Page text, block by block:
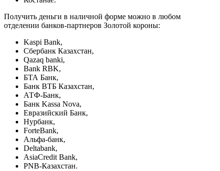
Получить деньги в наличной форме можно в любом
отделении банков-партнеров Золотой короны:
Kaspi Bank,
Сбербанк Казахстан,
Qazaq banki,
Bank RBK,
БТА Банк,
Банк ВТБ Казахстан,
АТФ-Банк,
Банк Kassa Nova,
Евразийский Банк,
Нурбанк,
ForteBank,
Альфа-банк,
Deltabank,
AsiaCredit Bank,
PNB-Казахстан.